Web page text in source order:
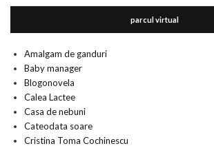
parcul virtual
Amalgam de ganduri
Baby manager
Blogonovela
Calea Lactee
Casa de nebuni
Cateodata soare
Cristina Toma Cochinescu